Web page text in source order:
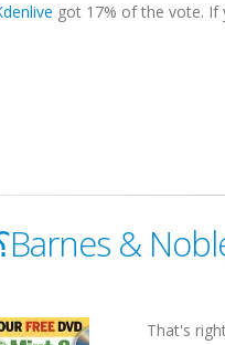
got 17% of the vote. If
That's